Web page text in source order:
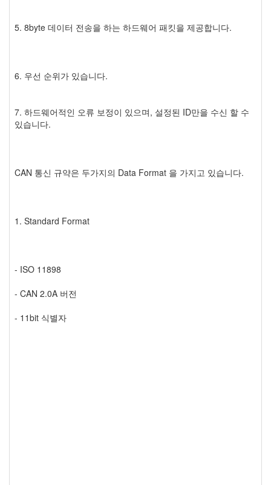
5. 8byte 데이터 전송을 하는 하드웨어 패킷을 제공합니다.
6. 우선 순위가 있습니다.
7. 하드웨어적인 오류 보정이 있으며, 설정된 ID만을 수신 할 수
있습니다.
CAN 통신 규약은 두가지의 Data Format 을 가지고 있습니다.
1. Standard Format
- ISO 11898
- CAN 2.0A 버전
- 11bit 식별자